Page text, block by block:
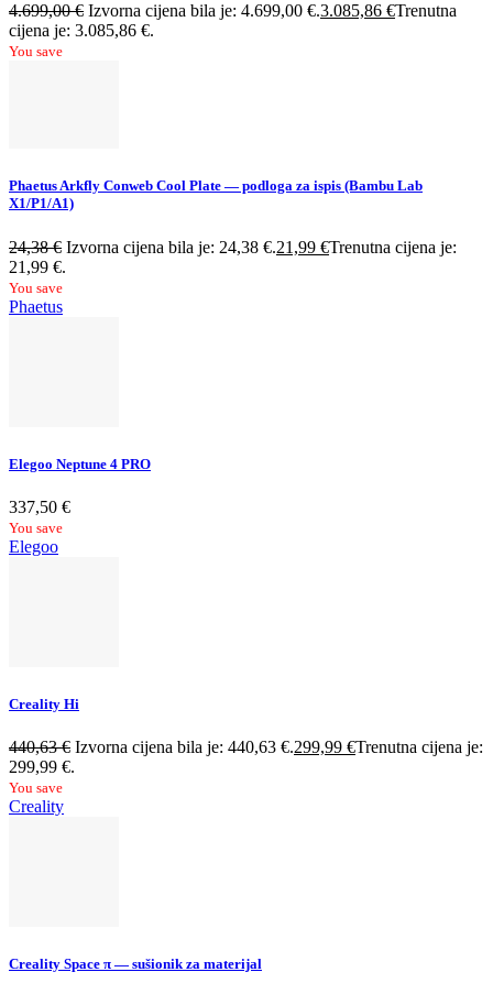
4.699,00€ Izvorna cijena bila je: 4.699,00 €.3.085,86 €Trenutna
cijena je: 3.085,86 €.
You save
Phaetus Arkfly Conweb Cool Plate — podloga za ispis (Bambu Lab
X1/P1/A1)
24,38€ Izvorna cijena bila je: 24,38 €.21,99 €Trenutna cijena je:
21,99 €.
You save
Phaetus
Elegoo Neptune 4 PRO
337,50 €
You save
Elegoo
Creality Hi
440,63€ Izvorna cijena bila je: 440,63 €.299,99 €Trenutna cijena je:
299,99 €.
You save
Creality
Creality Space π — sušionik za materijal